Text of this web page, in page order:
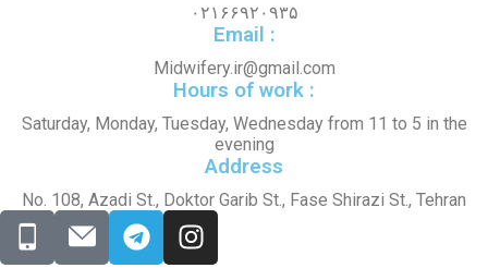
۰۲۱۶۶۹۲۰۹۳۵
Email :
Midwifery.ir@gmail.com
Hours of work :
Saturday, Monday, Tuesday, Wednesday from 11 to 5 in the
evening
Address
No. 108, Azadi St., Doktor Garib St., Fase Shirazi St., Tehran